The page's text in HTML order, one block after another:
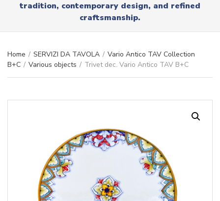
tradition, contemporary design, and refined
craftsmanship.
Home / SERVIZI DA TAVOLA / Vario Antico TAV Collection
B+C / Various objects / Trivet dec. Vario Antico TAV B+C